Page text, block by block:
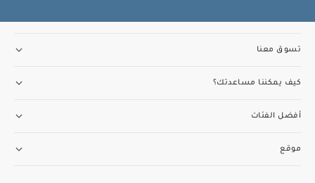
تسوق معنا
كيف يمكننا مساعدتك؟
أفضل الفئات
موقع